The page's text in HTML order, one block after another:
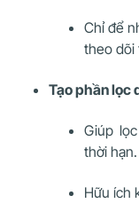
Chỉ để
theo dõi
Tạo phần lọc
Giúp
thời hạn.
Hữu ích